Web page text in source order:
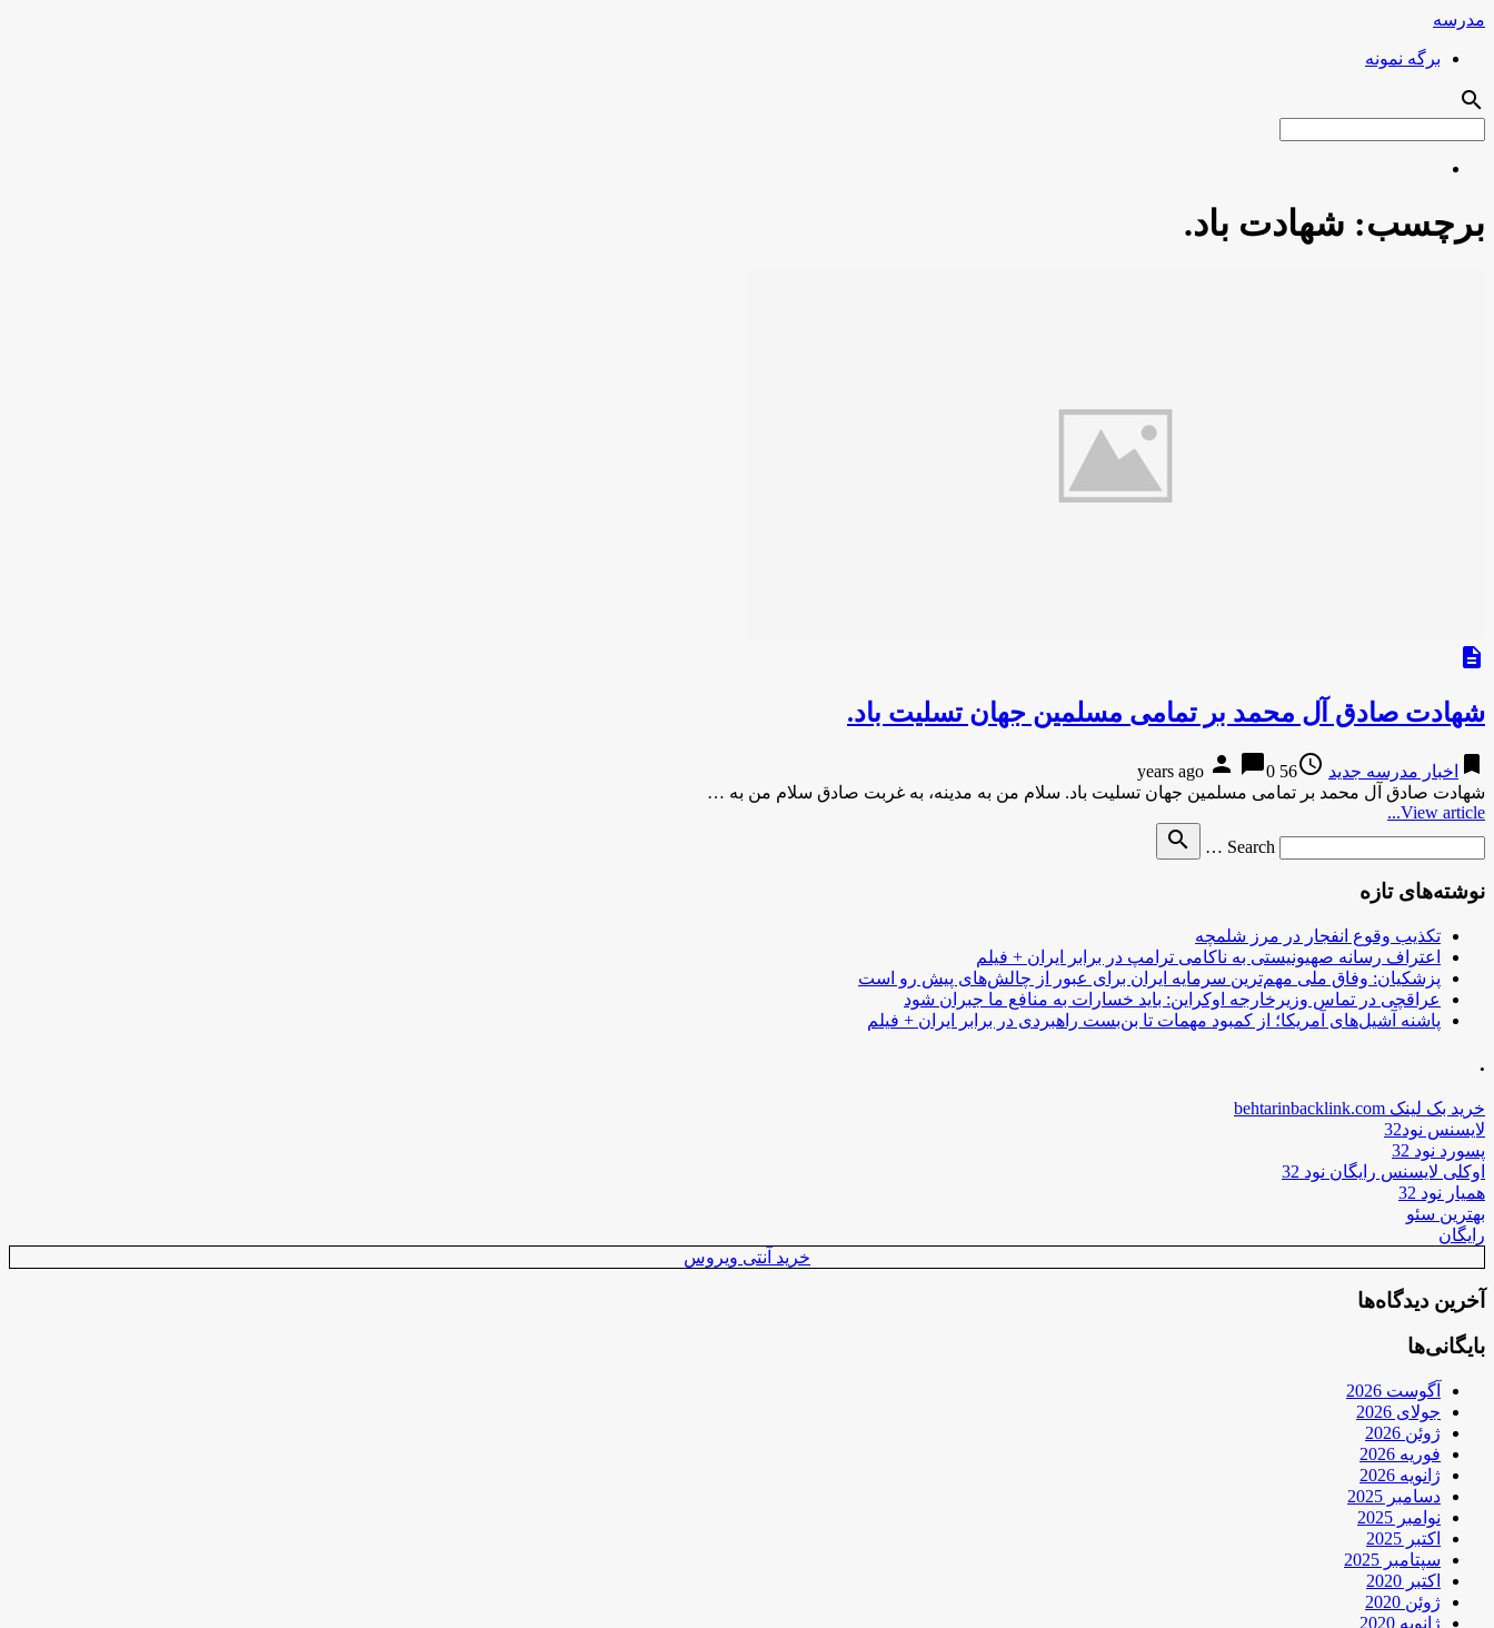
مدرسه
برگه نمونه
search
برچسب: شهادت باد.
description
شهادت صادق آل محمد بر تمامی مسلمین جهان تسلیت باد.
bookmark اخبار مدرسه جدید access_time
56 years ago
person chat_bubble0
شهادت صادق آل محمد بر تمامی مسلمین جهان تسلیت باد. سلام من به مدينه، به غربت صادق سلام من به …
View article...
Search …
search
نوشته‌های تازه
تکذیب وقوع انفجار در مرز شلمچه
اعتراف رسانه صهیونیستی به ناکامی ترامپ در برابر ایران + فیلم
پزشکیان: وفاق ملی مهم‌ترین سرمایه ایران برای عبور از چالش‌های پیش رو است
عراقچی در تماس وزیرخارجه اوکراین: باید خسارات به منافع ما جبران شود
پاشنه آشیل‌های آمریکا؛ از کمبود مهمات تا بن‌بست راهبردی در برابر ایران + فیلم
.
خرید بک لینک behtarinbacklink.com
لایسنس نود32
پسورد نود 32
اوکلی لایسنس رایگان نود 32
همیار نود 32
بهترین سئو
رایگان
خرید آنتی ویروس
آخرین دیدگاه‌ها
بایگانی‌ها
آگوست 2026
جولای 2026
ژوئن 2026
فوریه 2026
ژانویه 2026
دسامبر 2025
نوامبر 2025
اکتبر 2025
سپتامبر 2025
اکتبر 2020
ژوئن 2020
ژانویه 2020